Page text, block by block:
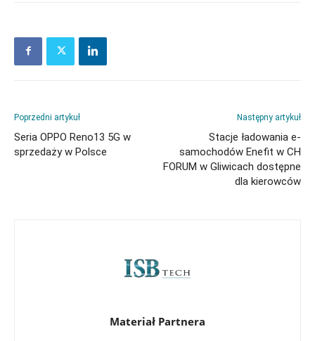
Poprzedni artykuł
Seria OPPO Reno13 5G w
sprzedaży w Polsce
Następny artykuł
Stacje ładowania e-
samochodów Enefit w CH
FORUM w Gliwicach dostępne
dla kierowców
Materiał Partnera